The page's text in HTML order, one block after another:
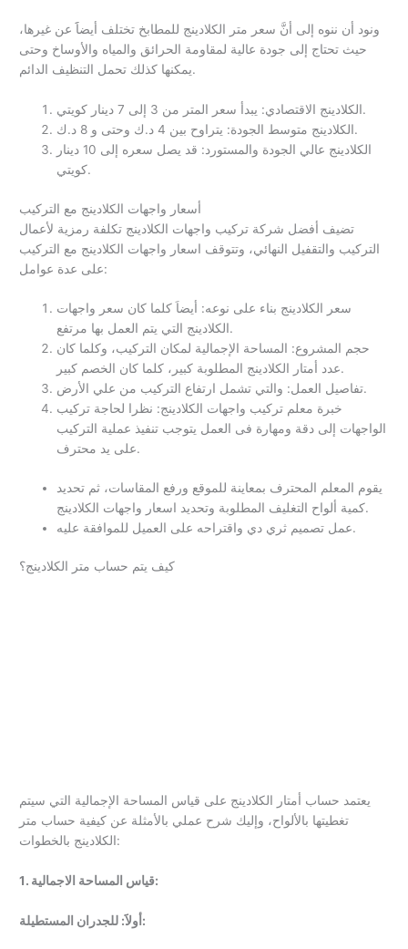
ونود أن ننوه إلى أنَّ سعر متر الكلادينج للمطابخ تختلف أيضاََ عن غيرها،
حيث تحتاج إلى جودة عالية لمقاومة الحرائق والمياه والأوساخ وحتى
يمكنها كذلك تحمل التنظيف الدائم.
الكلادينج الاقتصادي: يبدأ سعر المتر من 3 إلى 7 دينار كويتي.
الكلادينج متوسط الجودة: يتراوح بين 4 د.ك وحتى و 8 د.ك.
الكلادينج عالي الجودة والمستورد: قد يصل سعره إلى 10 دينار
كويتي.
أسعار واجهات الكلادينج مع التركيب
تضيف أفضل شركة تركيب واجهات الكلادينج تكلفة رمزية لأعمال
التركيب والتقفيل النهائي، وتتوقف اسعار واجهات الكلادينج مع التركيب
على عدة عوامل:
سعر الكلادينج بناء على نوعه: أيضاَ كلما كان سعر واجهات
الكلادينج التي يتم العمل بها مرتفع.
حجم المشروع: المساحة الإجمالية لمكان التركيب، وكلما كان
عدد أمتار الكلادينج المطلوبة كبير، كلما كان الخصم كبير.
تفاصيل العمل: والتي تشمل ارتفاع التركيب من علي الأرض.
خبرة معلم تركيب واجهات الكلادينج: نظرا لحاجة تركيب
الواجهات إلى دقة ومهارة فى العمل يتوجب تنفيذ عملية التركيب
على يد محترف.
يقوم المعلم المحترف بمعاينة للموقع ورفع المقاسات، ثم تحديد
كمية ألواح التغليف المطلوبة وتحديد اسعار واجهات الكلادينج.
عمل تصميم ثري دي واقتراحه على العميل للموافقة عليه.
كيف يتم حساب متر الكلادينج؟
يعتمد حساب أمتار الكلادينج على قياس المساحة الإجمالية التي سيتم
تغطيتها بالألواح، وإليك شرح عملي بالأمثلة عن كيفية حساب متر
الكلادينج بالخطوات:
1. قياس المساحة الاجمالية:
أولاََ: للجدران المستطيلة: